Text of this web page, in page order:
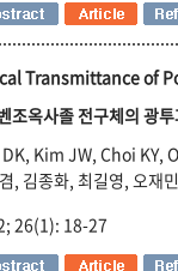
Transmittance of
조옥사졸 전구체의 광
Kim JW, Choi KY,
, 김종화, 최길영, 오재
26(1): 18-27